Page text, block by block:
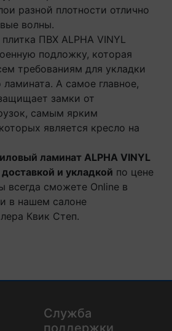
разной плотности отлично
волны.
ПВХ ALPHA VINYL
подложку, которая
требованиям для укладки
ламината. А самое главное,
замки от
самым ярким
является кресло на
ламинат ALPHA VINYL
доставкой и укладкой по цене
всегда сможете Online в
в нашем салоне
Квик Степ.
Служба
поддержки